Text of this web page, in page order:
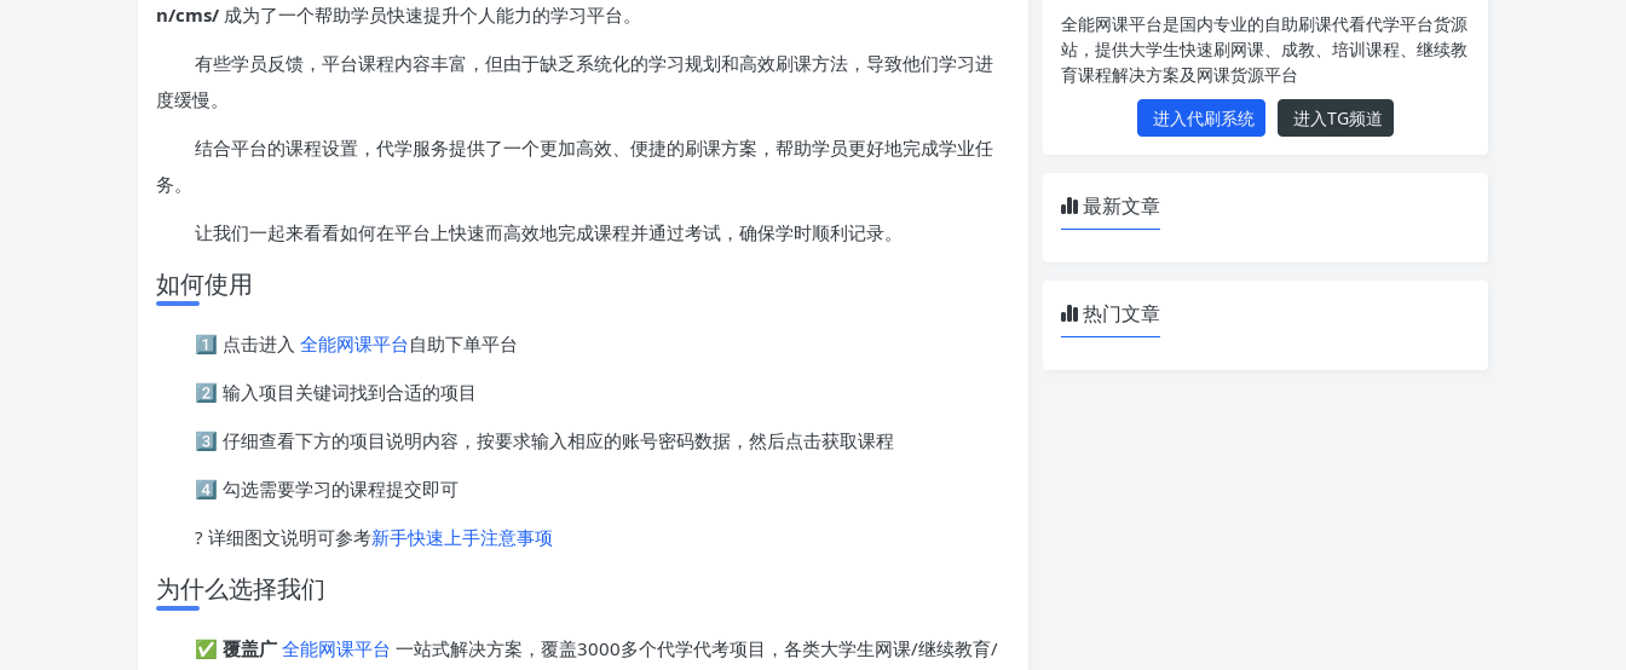
n/cms/ 成为了一个帮助学员快速提升个人能力的学习平台。
有些学员反馈，平台课程内容丰富，但由于缺乏系统化的学习规划和高效刷课方法，导致他们学习进
度缓慢。
结合平台的课程设置，代学服务提供了一个更加高效、便捷的刷课方案，帮助学员更好地完成学业任
务。
让我们一起来看看如何在平台上快速而高效地完成课程并通过考试，确保学时顺利记录。
如何使用
1️⃣ 点击进入 全能网课平台自助下单平台
2️⃣ 输入项目关键词找到合适的项目
3️⃣ 仔细查看下方的项目说明内容，按要求输入相应的账号密码数据，然后点击获取课程
4️⃣ 勾选需要学习的课程提交即可
? 详细图文说明可参考新手快速上手注意事项
为什么选择我们
✅ 覆盖广 全能网课平台 一站式解决方案，覆盖3000多个代学代考项目，各类大学生网课/继续教育/
全能网课平台是国内专业的自助刷课代看代学平台货源
站，提供大学生快速刷网课、成教、培训课程、继续教
育课程解决方案及网课货源平台
进入代刷系统
进入TG频道
最新文章
热门文章